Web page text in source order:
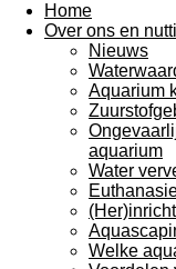
Home
Over ons en
Nieuws
Aquarium
aquarium
Water
Welke